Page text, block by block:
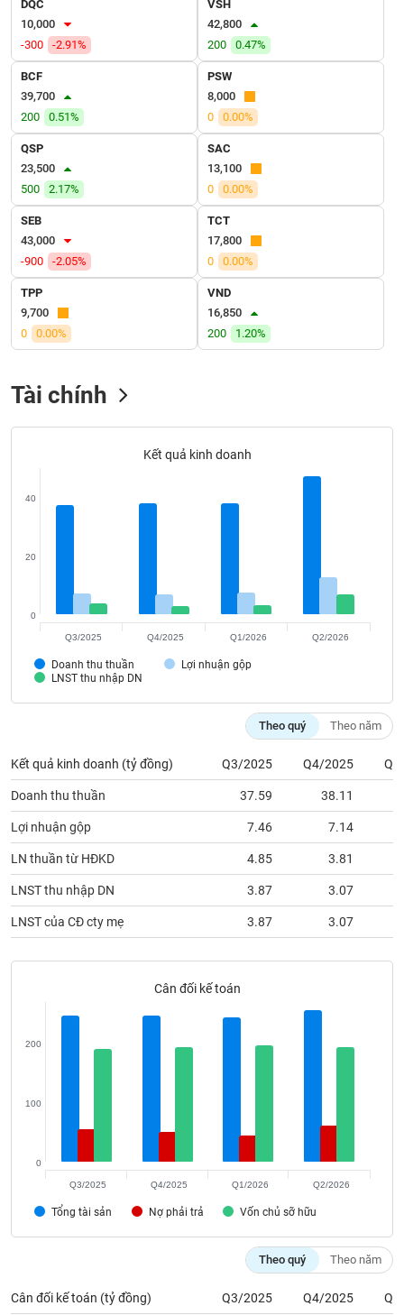
DQC
10,000
-300
-2.91%
VSH
42,800
200
0.47%
BCF
39,700
200
0.51%
PSW
8,000
0
0.00%
QSP
23,500
500
2.17%
SAC
13,100
0
0.00%
SEB
43,000
-900
-2.05%
TCT
17,800
0
0.00%
TPP
9,700
0
0.00%
VND
16,850
200
1.20%
Tài chính
Kết quả kinh doanh
Doanh thu thuần
Lợi nhuận gộp
LNST thu nhập DN
0
20
40
Q3/2025 Q4/2025 Q1/2026 Q2/2026
Theo quý Theo năm
Kết quả kinh doanh (tỷ đồng) Q3/2025 Q4/2025
Doanh thu thuần 37.59 38.11
Lợi nhuận gộp 7.46 7.14
LN thuần từ HĐKD 4.85 3.81
LNST thu nhập DN 3.87 3.07
LNST của CĐ cty mẹ 3.87 3.07
Cân đối kế toán
Tổng tài sản Nợ phải trả Vốn chủ sỡ hữu
0
100
200
Q3/2025 Q4/2025 Q1/2026 Q2/2026
Theo quý Theo năm
Cân đối kế toán (tỷ đồng) Q3/2025 Q4/2025
VỤ
TRUYỀN
THÔNG
TIỆN
ÍCH
BẤT
ĐỘNG
SẢN
Mã
chứng
đạo
Bài
viết
của
tác
cáo
phân
tích
(-)
ngữ
(-)
chính
Công